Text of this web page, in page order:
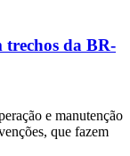
trechos da BR-
e manutenção
que fazem